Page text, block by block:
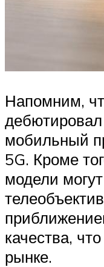
Напомним,
мобильный
5G. Кроме
модели
качества,
рынке.